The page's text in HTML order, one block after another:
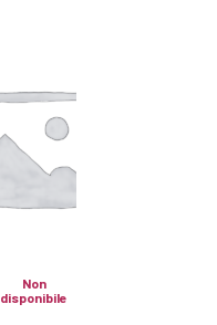
Non
disponibile